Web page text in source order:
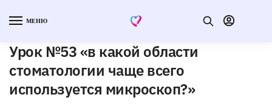
МЕНЮ
Урок №53 «в какой области
стоматологии чаще всего
используется микроскоп?»